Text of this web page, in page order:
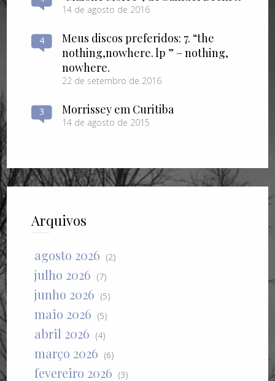
14 de agosto de 2016
4
Meus discos preferidos: 7. “the
nothing​,​nowhere. lp ” – nothing​,​
nowhere.
22 de setembro de 2016
3 Morrissey em Curitiba
14 de agosto de 2015
Arquivos
agosto 2026 (2)
julho 2026 (7)
junho 2026 (5)
maio 2026 (5)
abril 2026 (4)
março 2026 (6)
fevereiro 2026 (3)